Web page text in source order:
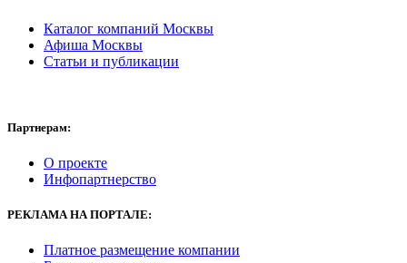
Каталог компаний Москвы
Афиша Москвы
Статьи и публикации
Партнерам:
О проекте
Инфопартнерство
РЕКЛАМАНА ПОРТАЛЕ:
Платное размещение компании